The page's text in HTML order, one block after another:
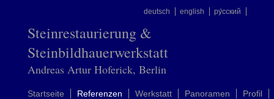
deutsch english ру́сский
Steinrestaurierung &
Steinbildhauerwerkstatt
Andreas Artur Hoferick, Berlin
Startseite Referenzen Werkstatt Panoramen
Profil